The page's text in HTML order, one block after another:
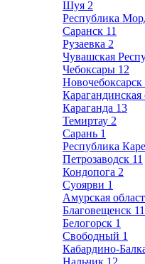
Шуя 2
Республика
Саранск 11
Рузаевка 2
Чувашская
Чебоксары 12
Новочебоксарск
Карагандинская
Караганда 13
Темиртау 2
Сарань 1
Республика
Петрозаводск 11
Кондопога 2
Суоярви 1
Амурская
Благовещенск 11
Белогорск 1
Свободный 1
Кабардино-
Нальчик 12